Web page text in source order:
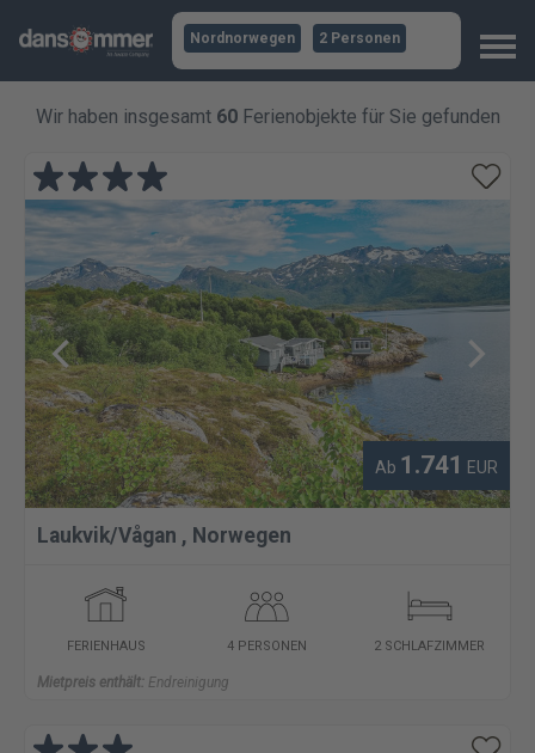
Nordnorwegen 2 Personen
Wir haben insgesamt 60Ferienobjekte für Sie gefunden
Ab 1.741 EUR
Laukvik/Vågan , Norwegen
FERIENHAUS 4 PERSONEN 2 SCHLAFZIMMER
Mietpreis enthält: Endreinigung